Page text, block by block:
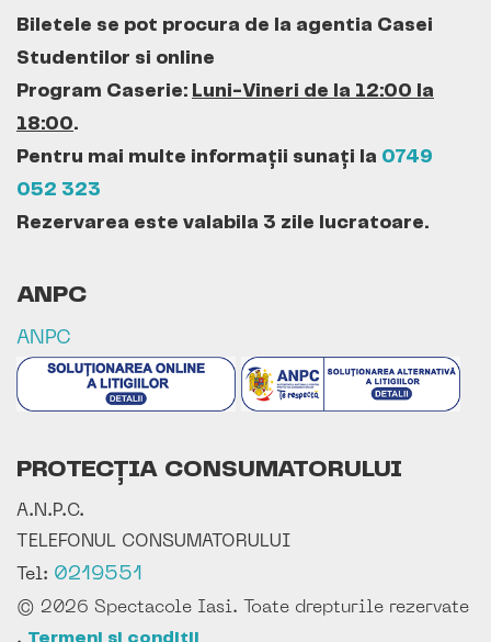
Biletele se pot procura de la agentia Casei
Studentilor si online
Program Caserie: Luni-Vineri de la 12:00 la
18:00.
Pentru mai multe informații sunați la 0749
052 323
Rezervarea este valabila 3 zile lucratoare.
ANPC
ANPC
PROTECȚIA CONSUMATORULUI
A.N.P.C.
TELEFONUL CONSUMATORULUI
Tel: 0219551
© 2026 Spectacole Iasi. Toate drepturile rezervate
Termeni si conditii